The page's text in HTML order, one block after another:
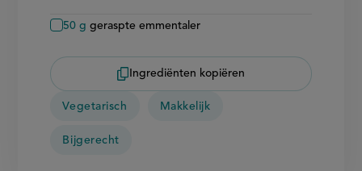
50 g geraspte emmentaler
Ingrediënten kopiëren
Vegetarisch Makkelijk
Bijgerecht